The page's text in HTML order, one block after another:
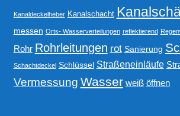
Kanaldeckelheber Kanalschacht
messen Orts- Wasserverteilungen reflektierend
Rohr Rohrleitungen rot Sanierung
Schachtdeckel Schlüssel Straßeneinläufe
Vermessung Wasser weiß öffnen